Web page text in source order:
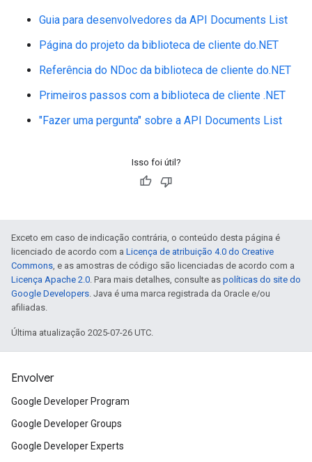
Guia para desenvolvedores da API Documents List
Página do projeto da biblioteca de cliente do.NET
Referência do NDoc da biblioteca de cliente do.NET
Primeiros passos com a biblioteca de cliente .NET
"Fazer uma pergunta" sobre a API Documents List
Isso foi útil?
Exceto em caso de indicação contrária, o conteúdo desta página é
licenciado de acordo com a Licença de atribuição 4.0 do Creative
Commons, e as amostras de código são licenciadas de acordo com a
Licença Apache 2.0. Para mais detalhes, consulte as políticas do site do
Google Developers. Java é uma marca registrada da Oracle e/ou
afiliadas.
Última atualização 2025-07-26 UTC.
Envolver
Google Developer Program
Google Developer Groups
Google Developer Experts